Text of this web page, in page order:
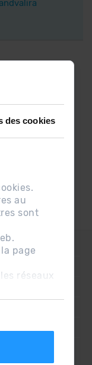
des cookies
au
sont
page
réseaux
et soyez